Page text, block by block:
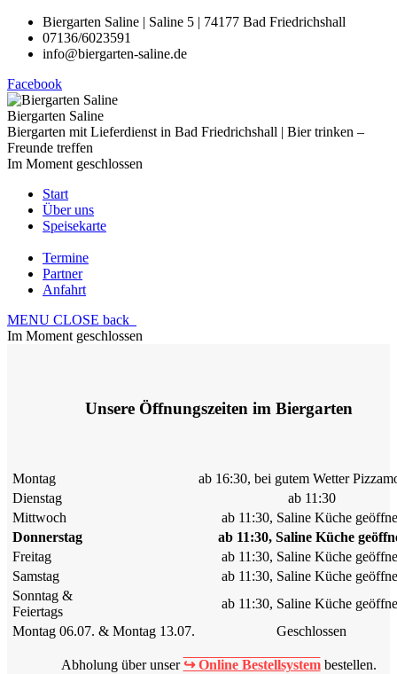
Biergarten Saline | Saline 5 | 74177 Bad Friedrichshall
07136/6023591
info@biergarten-saline.de
Facebook
Biergarten Saline
Biergarten mit Lieferdienst in Bad Friedrichshall | Bier trinken –
Freunde treffen
Im Moment geschlossen
Start
Über uns
Speisekarte
Termine
Partner
Anfahrt
MENU CLOSE back
Im Moment geschlossen
Unsere Öffnungszeiten im Biergarten
Montag
ab 16:30, bei gutem Wetter
Dienstag
ab 11:30
Mittwoch
ab 11:30, Saline Küche
Donnerstag
ab 11:30, Saline Küche
Freitag
ab 11:30, Saline Küche
Samstag
ab 11:30, Saline Küche
Sonntag &
Feiertags
ab 11:30, Saline Küche
Montag 06.07. & Montag 13.07.
Geschlossen
Abholung über unser ↪ Online Bestellsystembestellen.